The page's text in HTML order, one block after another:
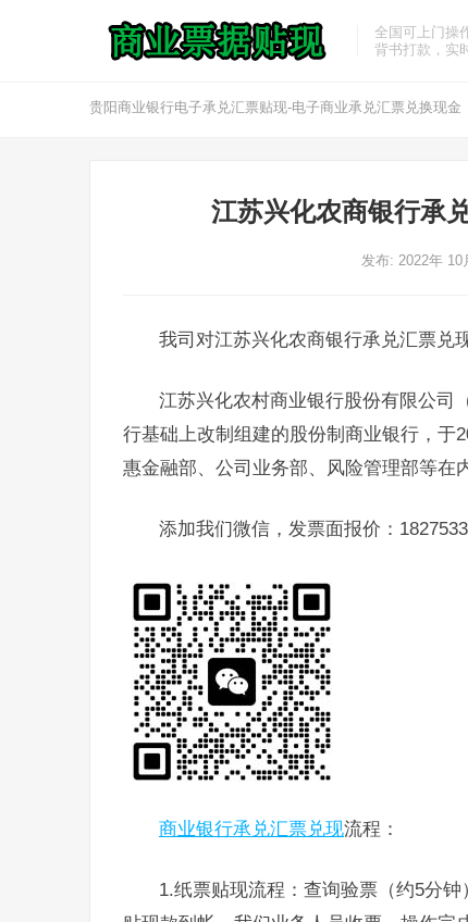
全国可上门操
背书打款，实
贵阳商业银行电子承兑汇票贴现-电子商业承兑汇票兑换现金
江苏兴化农商银行承
发布: 2022年 10
我司对江苏兴化农商银行承兑汇票兑
江苏兴化农村商业银行股份有限公司
行基础上改制组建的股份制商业银行，于
惠金融部、公司业务部、风险管理部等在
添加我们微信，发票面报价：
商业银行承兑汇票兑现流程：
1.纸票贴现流程：查询验票（约5分